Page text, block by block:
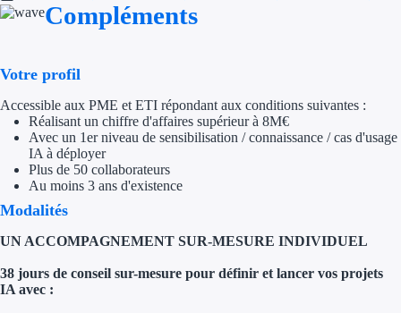
Simulateur d'éligibilité
Territoires
Compléments
Votre profil
Accessible aux PME et ETI répondant aux conditions suivantes :
Réalisant un chiffre d'affaires supérieur à 8M€
Avec un 1er niveau de sensibilisation / connaissance / cas d'usage
IA à déployer
Plus de 50 collaborateurs
Au moins 3 ans d'existence
Modalités
UN ACCOMPAGNEMENT SUR-MESURE INDIVIDUEL
38 jours de conseil sur-mesure pour définir et lancer vos projets
IA avec :